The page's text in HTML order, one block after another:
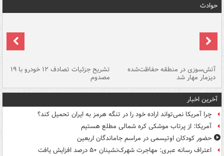
حوادث
آتش‌سوزی در منطقه حفاظت‌شده
دیزمار مهار شد
تشریح جزئیات تصادف ۱۲ خودرو با ۱۹
مصدوم
آخرین اخبار
چرا آمریکا نمی‌تواند اراده خود را در تنگه هرمز به ایران تحمیل کند؟
آمریکا: از پرتاب موشکی کره شمالی مطلع هستیم
حضور کودکان اوتیسمی در مراسم جاماندگان اربعین
اعتراف رسانه عبری: مهاجرت شهرک‌نشینان ۵۰ درصد افزایش یافت